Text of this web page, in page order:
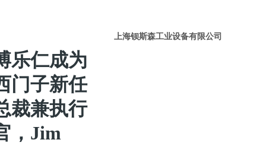
乐仁成为
门子新任
裁兼执行
，Jim
上海钡斯森工业设备有限公司